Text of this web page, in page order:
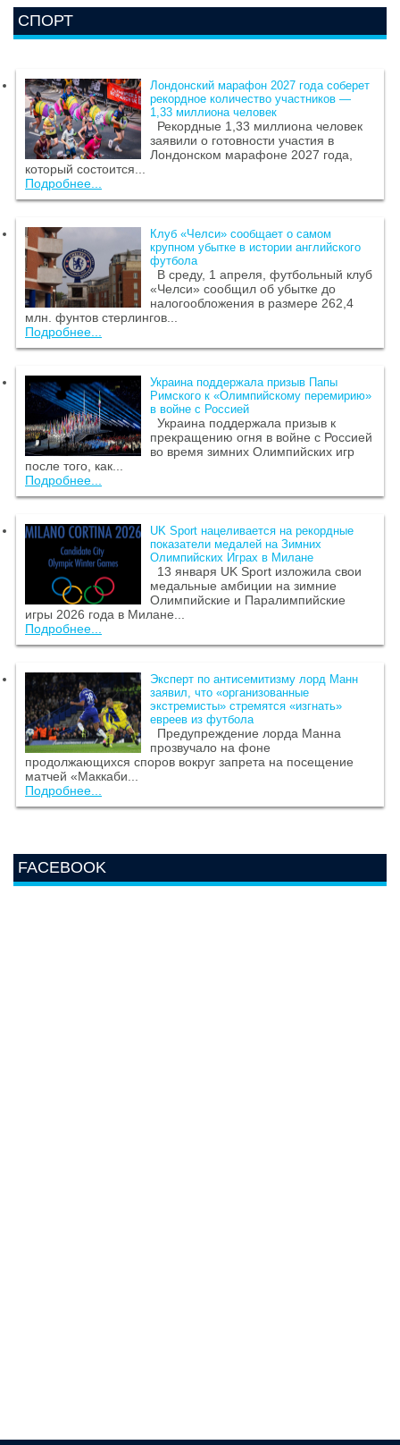
СПОРТ
Лондонский марафон 2027 года соберет
рекордное количество участников —
1,33 миллиона человек
Рекордные 1,33 миллиона человек
заявили о готовности участия в
Лондонском марафоне 2027 года,
который состоится...
Подробнее...
Клуб «Челси» сообщает о самом
крупном убытке в истории английского
футбола
В среду, 1 апреля, футбольный клуб
«Челси» сообщил об убытке до
налогообложения в размере 262,4
млн. фунтов стерлингов...
Подробнее...
Украина поддержала призыв Папы
Римского к «Олимпийскому перемирию»
в войне с Россией
Украина поддержала призыв к
прекращению огня в войне с Россией
во время зимних Олимпийских игр
после того, как...
Подробнее...
UK Sport нацеливается на рекордные
показатели медалей на Зимних
Олимпийских Играх в Милане
13 января UK Sport изложила свои
медальные амбиции на зимние
Олимпийские и Паралимпийские
игры 2026 года в Милане...
Подробнее...
Эксперт по антисемитизму лорд Манн
заявил, что «организованные
экстремисты» стремятся «изгнать»
евреев из футбола
Предупреждение лорда Манна
прозвучало на фоне
продолжающихся споров вокруг запрета на посещение
матчей «Маккаби...
Подробнее...
FACEBOOK